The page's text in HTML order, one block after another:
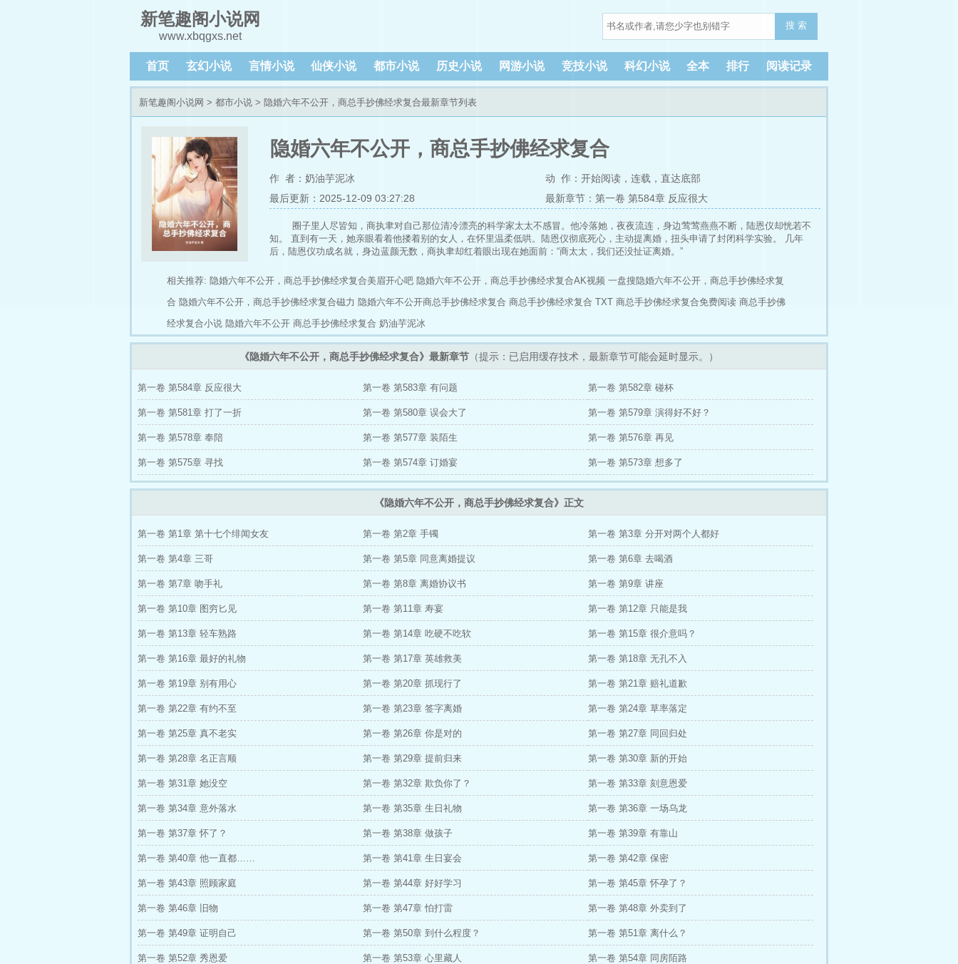
新笔趣阁小说网
www.xbqgxs.net
搜 索
首页 玄幻小说 言情小说 仙侠小说 都市小说 历史小说 网游小说 竞技小说 科幻小说 全本 排行 阅读记录
新笔趣阁小说网 > 都市小说 > 隐婚六年不公开，商总手抄佛经求复合最新章节列表
隐婚六年不公开，商总手抄佛经求复合
作 者：奶油芋泥冰 动 作： 开始阅读，连载， 直达底部
最后更新：2025-12-09 03:27:28
最新章节：第一卷 第584章 反应很大
圈子里人尽皆知，商执聿对自己那位清冷漂亮的科学家太太不感冒。他冷落她，夜夜流连，身边莺莺燕燕不断，陆恩仪却恍若不
知。 直到有一天，她亲眼看着他搂着别的女人，在怀里温柔低哄。陆恩仪彻底死心，主动提离婚，扭头申请了封闭科学实验。 几年
后，陆恩仪功成名就，身边蓝颜无数，商执聿却红着眼出现在她面前：“商太太，我们还没扯证离婚。”
相关推荐: 隐婚六年不公开，商总手抄佛经求复合美眉开心吧 隐婚六年不公开，商总手抄佛经求复合AK视频 一盘搜隐婚六年不公开，商总手抄佛经求复
合 隐婚六年不公开，商总手抄佛经求复合磁力 隐婚六年不公开商总手抄佛经求复合 商总手抄佛经求复合 TXT 商总手抄佛经求复合免费阅读 商总手抄佛
经求复合小说 隐婚六年不公开 商总手抄佛经求复合 奶油芋泥冰
《隐婚六年不公开，商总手抄佛经求复合》最新章节 （提示：已启用缓存技术，最新章节可能会延时显示。）
第一卷 第584章 反应很大 第一卷 第583章 有问题 第一卷 第582章 碰杯
第一卷 第581章 打了一折 第一卷 第580章 误会大了 第一卷 第579章 演得好不好？
第一卷 第578章 奉陪 第一卷 第577章 装陌生 第一卷 第576章 再见
第一卷 第575章 寻找 第一卷 第574章 订婚宴 第一卷 第573章 想多了
《隐婚六年不公开，商总手抄佛经求复合》正文
第一卷 第1章 第十七个绯闻女友 第一卷 第2章 手镯 第一卷 第3章 分开对两个人都好
第一卷 第4章 三哥 第一卷 第5章 同意离婚提议 第一卷 第6章 去喝酒
第一卷 第7章 吻手礼 第一卷 第8章 离婚协议书 第一卷 第9章 讲座
第一卷 第10章 图穷匕见 第一卷 第11章 寿宴 第一卷 第12章 只能是我
第一卷 第13章 轻车熟路 第一卷 第14章 吃硬不吃软 第一卷 第15章 很介意吗？
第一卷 第16章 最好的礼物 第一卷 第17章 英雄救美 第一卷 第18章 无孔不入
第一卷 第19章 别有用心 第一卷 第20章 抓现行了 第一卷 第21章 赔礼道歉
第一卷 第22章 有约不至 第一卷 第23章 签字离婚 第一卷 第24章 草率落定
第一卷 第25章 真不老实 第一卷 第26章 你是对的 第一卷 第27章 同回归处
第一卷 第28章 名正言顺 第一卷 第29章 提前归来 第一卷 第30章 新的开始
第一卷 第31章 她没空 第一卷 第32章 欺负你了？ 第一卷 第33章 刻意恩爱
第一卷 第34章 意外落水 第一卷 第35章 生日礼物 第一卷 第36章 一场乌龙
第一卷 第37章 怀了？ 第一卷 第38章 做孩子 第一卷 第39章 有靠山
第一卷 第40章 他一直都…… 第一卷 第41章 生日宴会 第一卷 第42章 保密
第一卷 第43章 照顾家庭 第一卷 第44章 好好学习 第一卷 第45章 怀孕了？
第一卷 第46章 旧物 第一卷 第47章 怕打雷 第一卷 第48章 外卖到了
第一卷 第49章 证明自己 第一卷 第50章 到什么程度？ 第一卷 第51章 离什么？
第一卷 第52章 秀恩爱 第一卷 第53章 心里藏人 第一卷 第54章 同房陌路